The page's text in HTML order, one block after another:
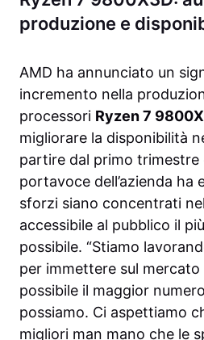
produzione e
AMD ha annunciato un
incremento nella
processori Ryzen 7
migliorare la disponibilità
partire dal primo trimestre
portavoce dell’azienda ha
sforzi siano concentrati
accessibile al pubblico il
possibile. “Stiamo
per immettere sul
possibile il maggior
possiamo. Ci aspettiamo
migliori man mano che le